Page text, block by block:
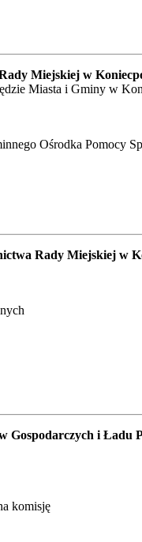
Miejskiej w
Miasta i Gminy w
Ośrodka Pomocy
Rady Miejskiej w
Gospodarczych i Ładu
komisję